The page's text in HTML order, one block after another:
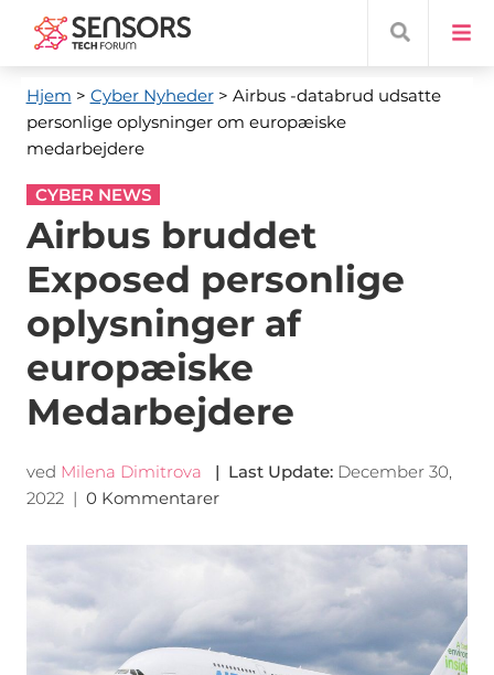
Hjem > Cyber ​​Nyheder> Airbus -databrud udsatte
personlige oplysninger om europæiske
medarbejdere
CYBER NEWS
Airbus bruddet
Exposed personlige
oplysninger af
europæiske
Medarbejdere
ved Milena Dimitrova | Last Update: December 30,
2022| 0 Kommentarer